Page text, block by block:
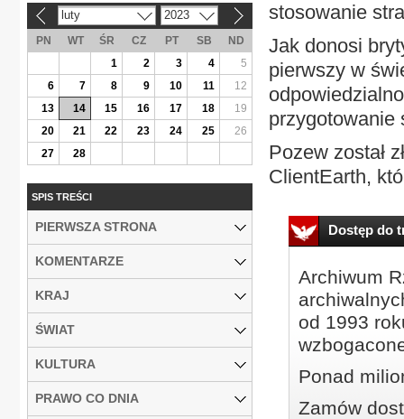
stosowanie
Jak donosi
pierwszy w
przygotowanie
Pozew został
ClientEarth,
Dostęp do
Archiwum
od 1993
Ponad
Zamów
luty 2023
PN WT ŚR CZ PT SB
ND
1
2 3 4
5
6
7 8 9 10 11
12
13
14 15 16 17 18
19
20
21 22 23 24 25
26
27
28
SPIS TREŚCI
PIERWSZA STRONA
KOMENTARZE
KRAJ
ŚWIAT
KULTURA
PRAWO CO DNIA